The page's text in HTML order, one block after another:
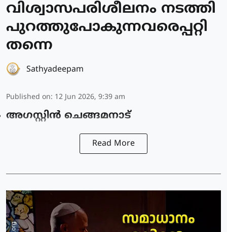
വിശ്വാസപരിശീലനം നടത്തി
പുറത്തുപോകുന്നവരെപ്പറ്റി
തന്നെ
Sathyadeepam
Published on: 12 Jun 2026, 9:39 am
അഗസ്റ്റിൻ ചെങ്ങമനാട്
Read More